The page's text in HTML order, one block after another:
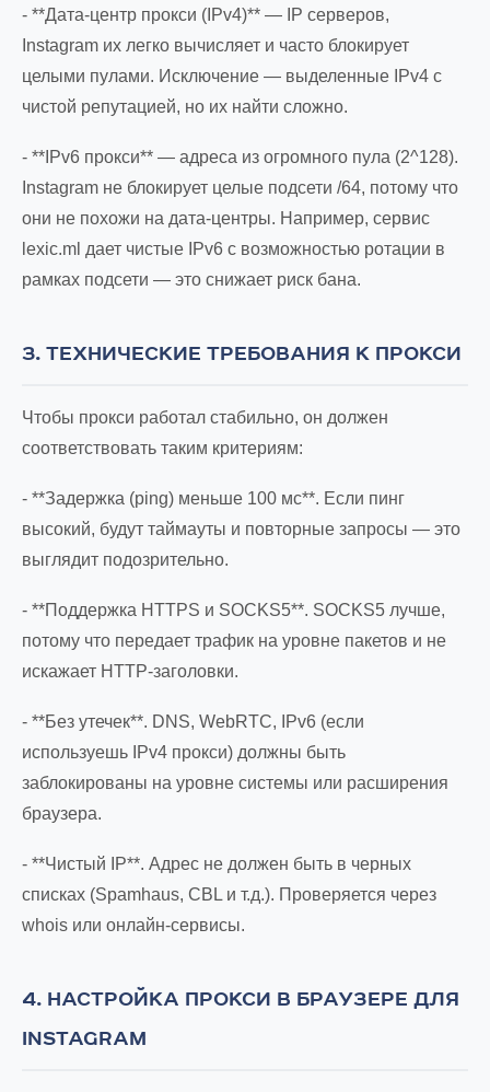
- **Дата-центр прокси (IPv4)** — IP серверов,
Instagram их легко вычисляет и часто блокирует
целыми пулами. Исключение — выделенные IPv4 с
чистой репутацией, но их найти сложно.
- **IPv6 прокси** — адреса из огромного пула (2^128).
Instagram не блокирует целые подсети /64, потому что
они не похожи на дата-центры. Например, сервис
lexic.ml дает чистые IPv6 с возможностью ротации в
рамках подсети — это снижает риск бана.
3. ТЕХНИЧЕСКИЕ ТРЕБОВАНИЯ К ПРОКСИ
Чтобы прокси работал стабильно, он должен
соответствовать таким критериям:
- **Задержка (ping) меньше 100 мс**. Если пинг
высокий, будут таймауты и повторные запросы — это
выглядит подозрительно.
- **Поддержка HTTPS и SOCKS5**. SOCKS5 лучше,
потому что передает трафик на уровне пакетов и не
искажает HTTP-заголовки.
- **Без утечек**. DNS, WebRTC, IPv6 (если
используешь IPv4 прокси) должны быть
заблокированы на уровне системы или расширения
браузера.
- **Чистый IP**. Адрес не должен быть в черных
списках (Spamhaus, CBL и т.д.). Проверяется через
whois или онлайн-сервисы.
4. НАСТРОЙКА ПРОКСИ В БРАУЗЕРЕ ДЛЯ
INSTAGRAM